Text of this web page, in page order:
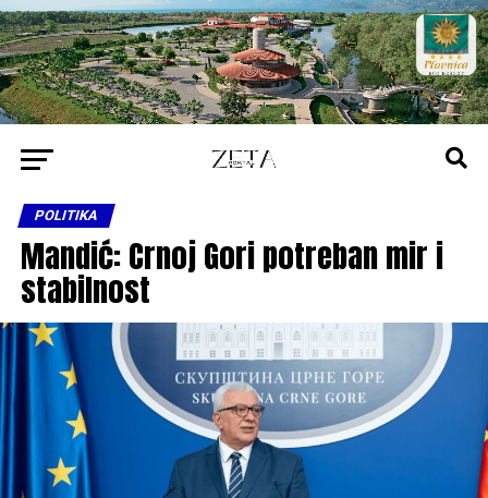
POLITIKA
Mandić: Crnoj Gori potreban mir i
stabilnost